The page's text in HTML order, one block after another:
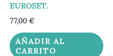
EUROSET.
77,00 €
AÑADIR AL
CARRITO